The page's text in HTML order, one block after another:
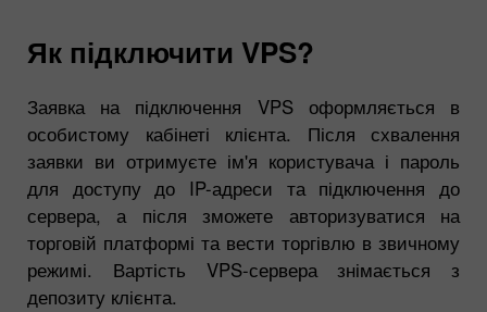
Як підключити VPS?
Заявка на підключення VPS оформляється в
особистому кабінеті клієнта. Після схвалення
заявки ви отримуєте ім'я користувача і пароль
для доступу до IP-адреси та підключення до
сервера, а після зможете авторизуватися на
торговій платформі та вести торгівлю в звичному
режимі. Вартість VPS-сервера знімається з
депозиту клієнта.